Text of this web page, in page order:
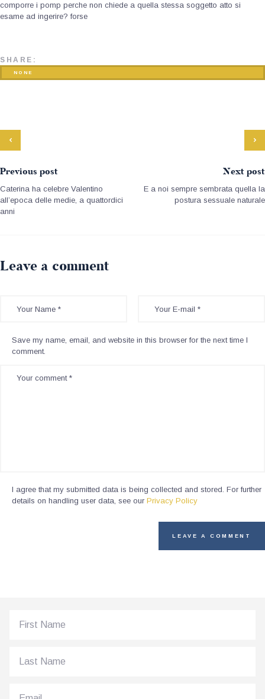
comporre i pomp perche non chiede a quella stessa soggetto atto si
esame ad ingerire? forse
SHARE:
NONE
Previous post
Caterina ha celebre Valentino
all’epoca delle medie, a quattordici
anni
Next post
E a noi sempre sembrata quella la
postura sessuale naturale
Leave a comment
Save my name, email, and website in this browser for the next time I
comment.
I agree that my submitted data is being collected and stored. For further
details on handling user data, see our Privacy Policy